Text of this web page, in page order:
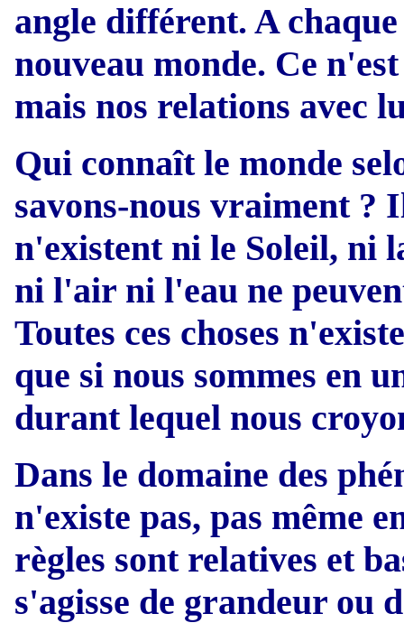
angle différent. A
nouveau monde. Ce
mais nos relations avec
Qui connaît le monde
savons-nous vraiment ?
n'existent ni le Soleil, ni
ni l'air ni l'eau ne
Toutes ces choses
que si nous sommes en
durant lequel nous
Dans le domaine des
n'existe pas, pas même
règles sont relatives et
s'agisse de grandeur ou